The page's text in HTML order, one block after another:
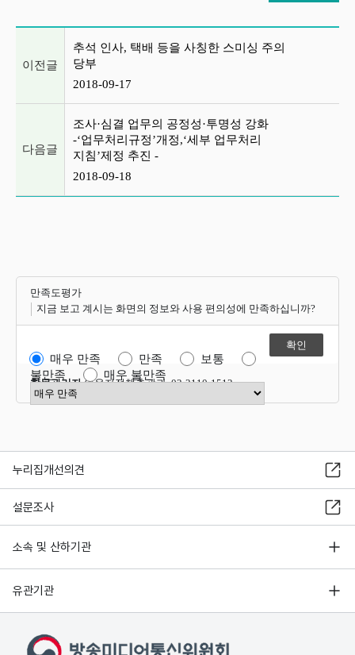
이전글
추석 인사, 택배 등을 사칭한 스미싱 주의
당부
2018-09-17
다음글
조사·심결 업무의 공정성·투명성 강화
-‘업무처리규정’개정,‘세부 업무처리
지침’제정 추진 -
2018-09-18
만족도평가
지금 보고 계시는 화면의 정보와 사용 편의성에 만족하십니까?
매우 만족 만족
보통
불만족
매우 불만족
만족도 점수 선택
항목관리자이용자정책총괄과 02-2110-1512
누리집개선의견
설문조사
소속 및 산하기관
유관기관